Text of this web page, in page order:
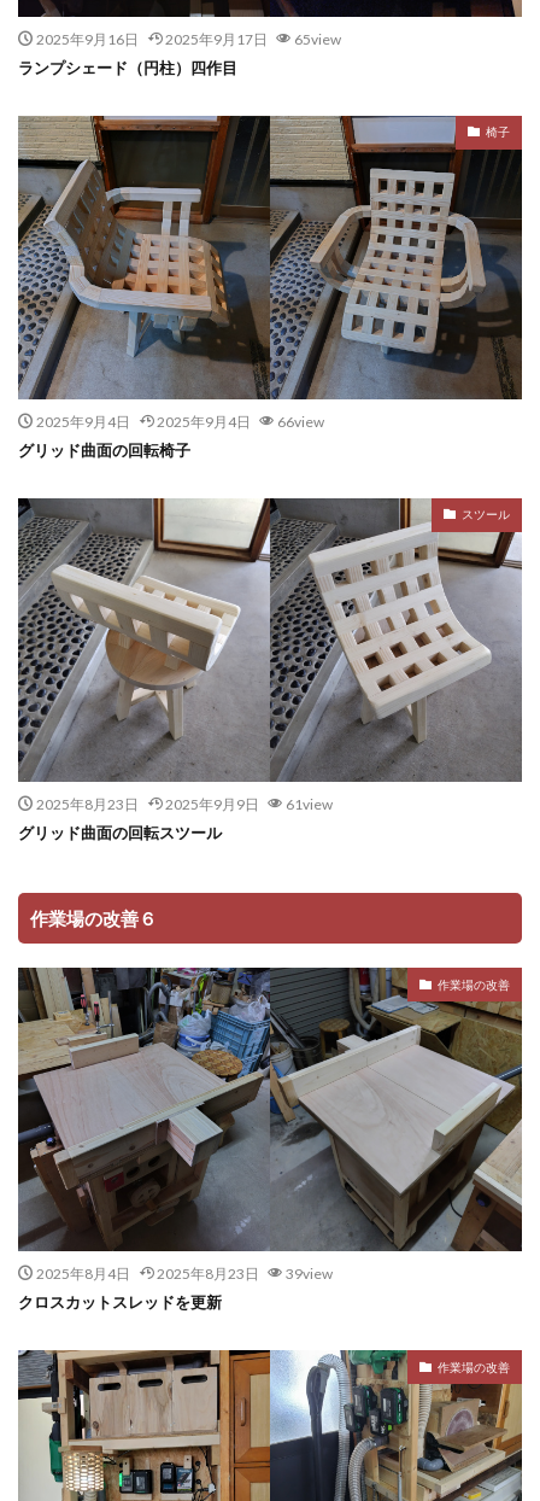
2025年9月16日 2025年9月17日 65view
ランプシェード（円柱）四作目
椅子
2025年9月4日 2025年9月4日 66view
グリッド曲面の回転椅子
スツール
2025年8月23日 2025年9月9日 61view
グリッド曲面の回転スツール
作業場の改善６
作業場の改善
2025年8月4日 2025年8月23日 39view
クロスカットスレッドを更新
作業場の改善